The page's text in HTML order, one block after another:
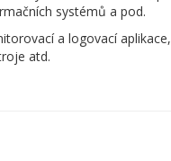
systémů a pod.
a logovací
atd.